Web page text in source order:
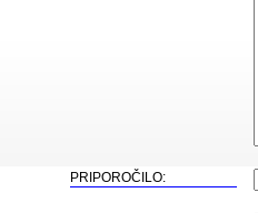
PRIPOROČILO: